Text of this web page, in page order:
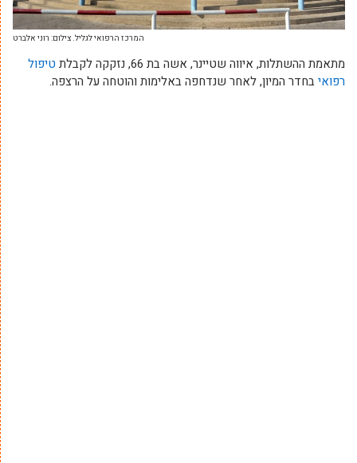
המרכז הרפואי לגליל. צילום: רוני אלברט
מתאמת ההשתלות, איווה שטיינר, אשה בת 66, נזקקה לקבלת
טיפול
רפואיבחדר המיון, לאחר שנדחפה באלימות והוטחה על הרצפה.